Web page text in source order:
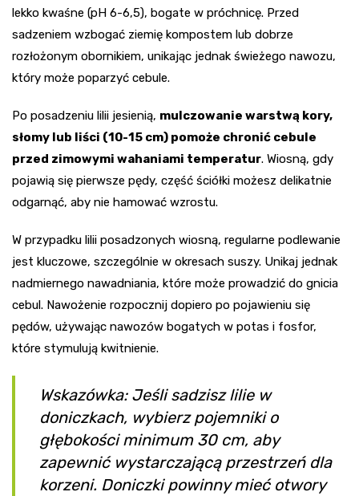
lekko kwaśne (pH 6-6,5), bogate w próchnicę. Przed
sadzeniem wzbogać ziemię kompostem lub dobrze
rozłożonym obornikiem, unikając jednak świeżego nawozu,
który może poparzyć cebule.
Po posadzeniu lilii jesienią, mulczowanie warstwą kory,
słomy lub liści (10-15 cm) pomoże chronić cebule
przed zimowymi wahaniami temperatur. Wiosną, gdy
pojawią się pierwsze pędy, część ściółki możesz delikatnie
odgarnąć, aby nie hamować wzrostu.
W przypadku lilii posadzonych wiosną, regularne podlewanie
jest kluczowe, szczególnie w okresach suszy. Unikaj jednak
nadmiernego nawadniania, które może prowadzić do gnicia
cebul. Nawożenie rozpocznij dopiero po pojawieniu się
pędów, używając nawozów bogatych w potas i fosfor,
które stymulują kwitnienie.
Wskazówka: Jeśli sadzisz lilie w
doniczkach, wybierz pojemniki o
głębokości minimum 30 cm, aby
zapewnić wystarczającą przestrzeń dla
korzeni. Doniczki powinny mieć otwory